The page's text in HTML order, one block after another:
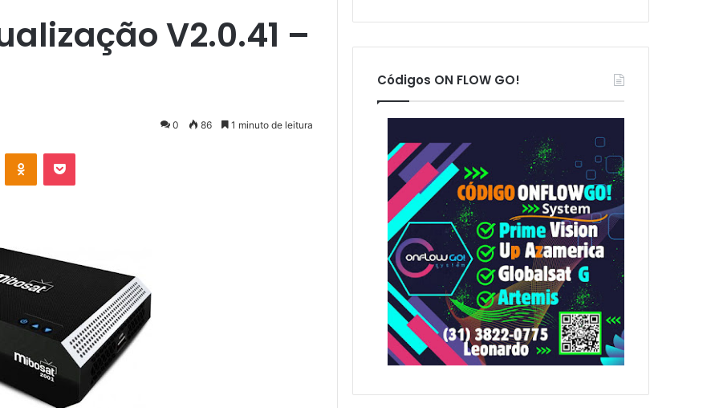
V2.0.41 –
0 86 1 minuto de leitura
q
r
Códigos ON FLOW GO!